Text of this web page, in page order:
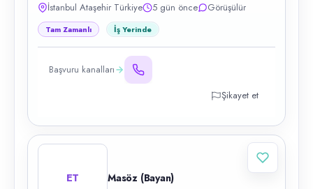
İstanbul Ataşehir Türkiye
5 gün önce Görüşülür
Tam Zamanlı İş Yerinde
Başvuru kanalları
Şikayet et
ET Masöz (Bayan)